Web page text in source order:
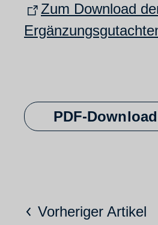
Zum Download
PDF-Download
Vorheriger Artikel